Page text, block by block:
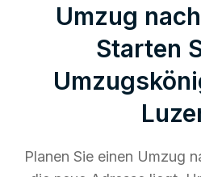
Umzug
Starten
Planen Sie einen Umzug